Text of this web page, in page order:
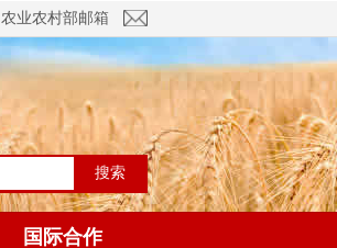
农业农村部邮箱
搜索
国际合作